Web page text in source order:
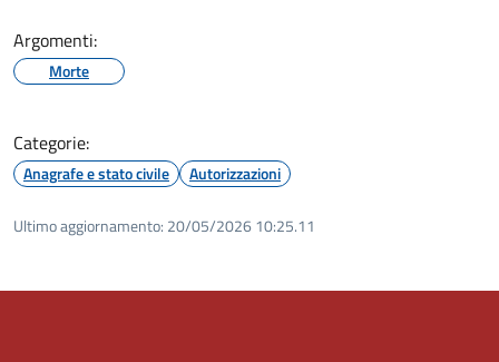
Argomenti:
Morte
Categorie:
Anagrafe e stato civile Autorizzazioni
Ultimo aggiornamento: 20/05/2026 10:25.11